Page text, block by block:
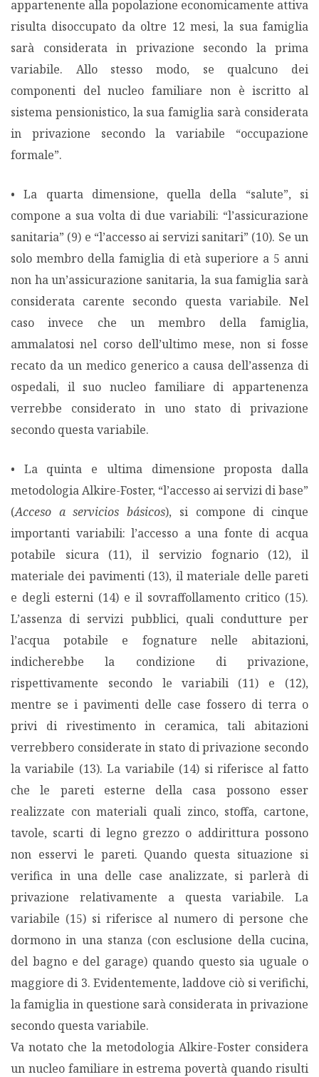
appartenente alla popolazione economicamente attiva
risulta disoccupato da oltre 12 mesi, la sua famiglia
sarà considerata in privazione secondo la prima
variabile. Allo stesso modo, se qualcuno dei
componenti del nucleo familiare non è iscritto al
sistema pensionistico, la sua famiglia sarà considerata
in privazione secondo la variabile “occupazione
formale”.
• La quarta dimensione, quella della “salute”, si
compone a sua volta di due variabili: “l’assicurazione
sanitaria” (9) e “l’accesso ai servizi sanitari” (10). Se un
solo membro della famiglia di età superiore a 5 anni
non ha un’assicurazione sanitaria, la sua famiglia sarà
considerata carente secondo questa variabile. Nel
caso invece che un membro della famiglia,
ammalatosi nel corso dell’ultimo mese, non si fosse
recato da un medico generico a causa dell’assenza di
ospedali, il suo nucleo familiare di appartenenza
verrebbe considerato in uno stato di privazione
secondo questa variabile.
• La quinta e ultima dimensione proposta dalla
metodologia Alkire-Foster, “l’accesso ai servizi di base”
(Acceso a servicios básicos), si compone di cinque
importanti variabili: l’accesso a una fonte di acqua
potabile sicura (11), il servizio fognario (12), il
materiale dei pavimenti (13), il materiale delle pareti
e degli esterni (14) e il sovraffollamento critico (15).
L’assenza di servizi pubblici, quali condutture per
l’acqua potabile e fognature nelle abitazioni,
indicherebbe la condizione di privazione,
rispettivamente secondo le variabili (11) e (12),
mentre se i pavimenti delle case fossero di terra o
privi di rivestimento in ceramica, tali abitazioni
verrebbero considerate in stato di privazione secondo
la variabile (13). La variabile (14) si riferisce al fatto
che le pareti esterne della casa possono esser
realizzate con materiali quali zinco, stoffa, cartone,
tavole, scarti di legno grezzo o addirittura possono
non esservi le pareti. Quando questa situazione si
verifica in una delle case analizzate, si parlerà di
privazione relativamente a questa variabile. La
variabile (15) si riferisce al numero di persone che
dormono in una stanza (con esclusione della cucina,
del bagno e del garage) quando questo sia uguale o
maggiore di 3. Evidentemente, laddove ciò si verifichi,
la famiglia in questione sarà considerata in privazione
secondo questa variabile.
Va notato che la metodologia Alkire-Foster considera
un nucleo familiare in estrema povertà quando risulti